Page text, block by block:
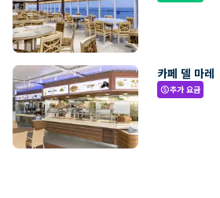
카페 델 마레
paid추가 요금